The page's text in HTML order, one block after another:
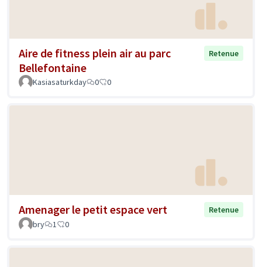
Aire de fitness plein air au parc
Bellefontaine
Retenue
Kasiasaturkday 0 0
Amenager le petit espace vert
Retenue
bry
1 0